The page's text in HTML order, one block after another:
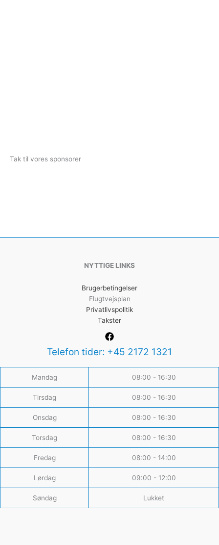
Tak til vores sponsorer
NYTTIGE LINKS
Brugerbetingelser
Flugtvejsplan
Privatlivspolitik
Takster
Telefon tider: +45 2172 1321
Mandag 08:00 - 16:30
Tirsdag 08:00 - 16:30
Onsdag 08:00 - 16:30
Torsdag 08:00 - 16:30
Fredag 08:00 - 14:00
Lørdag 09:00 - 12:00
Søndag Lukket